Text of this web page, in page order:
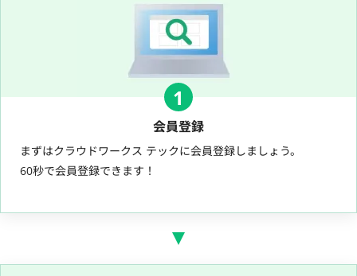
1
会員登録
まずはクラウドワークス テックに会員登録しましょう。
60秒で会員登録できます！